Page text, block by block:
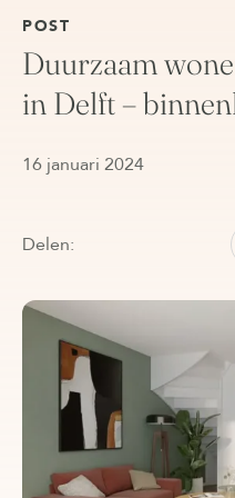
POST
Duurzaam
in Delft –
16 januari 2024
Delen: